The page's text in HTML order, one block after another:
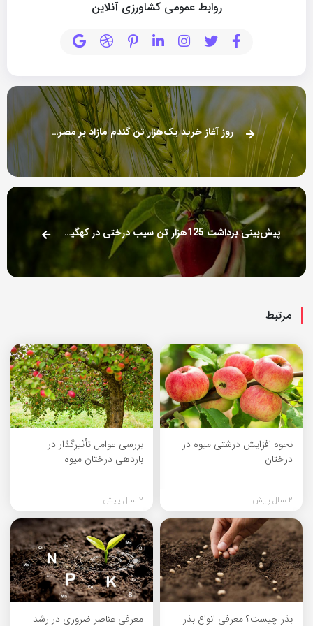
روابط عمومی کشاورزی آنلاین
روز آغاز خرید یک‌هزار تن گندم مازاد بر مصرف از کشاورزان
پیش‌بینی برداشت 125هزار تن سیب درختی در کهگیلویه و بویراحمد
مرتبط
نحوه افزایش درشتی میوه در
درختان
2 سال پیش
بررسی عوامل تأثیرگذار در
باردهی درختان میوه
2 سال پیش
بذر چیست؟ معرفی انواع بذر معرفی عناصر ضروری در رشد